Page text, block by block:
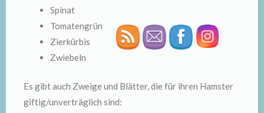
Spinat
Tomatengrün
Zierkürbis
Zwiebeln
Es gibt auch Zweige und Blätter, die für ihren Hamster
giftig/unverträglich sind: